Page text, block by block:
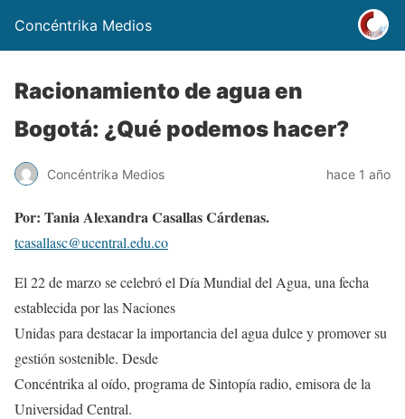
Concéntrika Medios
Racionamiento de agua en
Bogotá: ¿Qué podemos hacer?
Concéntrika Medios hace 1 año
Por: Tania Alexandra Casallas Cárdenas.
tcasallasc@ucentral.edu.co
El 22 de marzo se celebró el Día Mundial del Agua, una fecha
establecida por las Naciones
Unidas para destacar la importancia del agua dulce y promover su
gestión sostenible. Desde
Concéntrika al oído, programa de Sintopía radio, emisora de la
Universidad Central.